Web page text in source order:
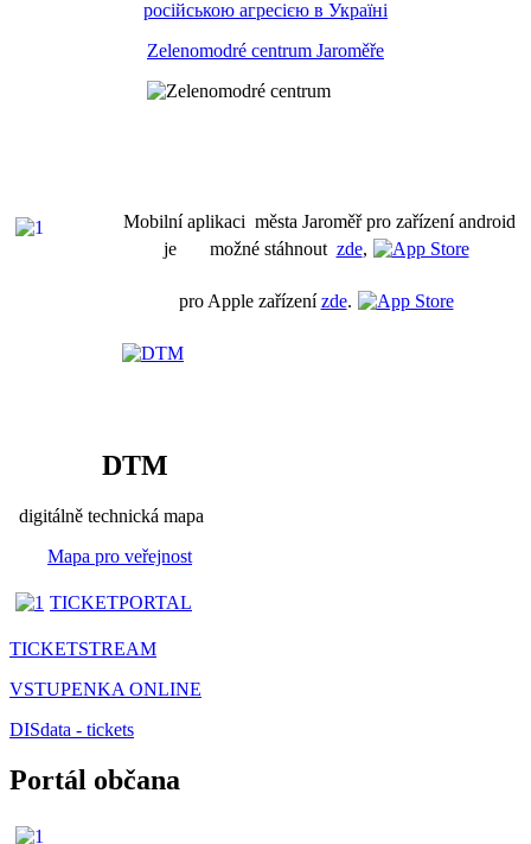
російською агресією в Україні
Zelenomodré centrum Jaroměře
Mobilní aplikaci města Jaroměř pro zařízení android
je možné stáhnout zde,
pro Apple zařízenízde.
DTM
digitálně technická mapa
Mapa pro veřejnost
TICKETPORTAL
TICKETSTREAM
VSTUPENKA ONLINE
DISdata - tickets
Portál občana